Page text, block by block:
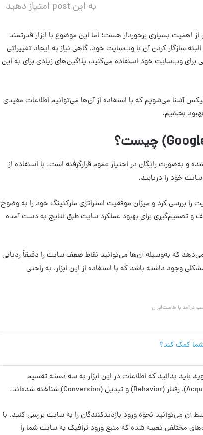
به این post امتیاز دهید
اهمیت بسیاری برخوردار هست؛ اما این موضوع با ابزار قدرتمند
سازگار کردن آن با وب‌سایت خود، گاهی نیاز به ایجاد تغییراتی
برای وب‌سایت خود استفاده می‌کنید، پلاگین‌های زیادی برای به این
آنالیتیکس آشنا می‌شویم که با استفاده از آن‌ها می‌توانیم اطلاعات مفیدی
بخشیم.
) چیست؟
و به‌صورت رایگان در اختیار عموم قرارگرفته است. با استفاده از
سایت خود را دریابید.
را بررسی کرد و میزان موفقیت استراتژی مارکتینگ خود را به وضوح
و تصمیم‌گیری برای بهبود عملکرد سایت طبق نتایج به دست آمده
می‌دهد که به‌وسیله آن‌ها می‌توانید نقاط ضعف سایت را دقیقاً ردیابی
وجود داشته باشد که با استفاده از این ابزار، به راحتی
درآمد با هاست‌ایران
کمک کند؟
باید بدانید که اطلاعات در این ابزار به سه دسته تقسیم
آن می‌توانید نحوه ورود بازدیدکنندگان را به سایت بررسی کنید. با
مختلفی تعبیه شده که منبع ورود ترافیک به سایت شما را